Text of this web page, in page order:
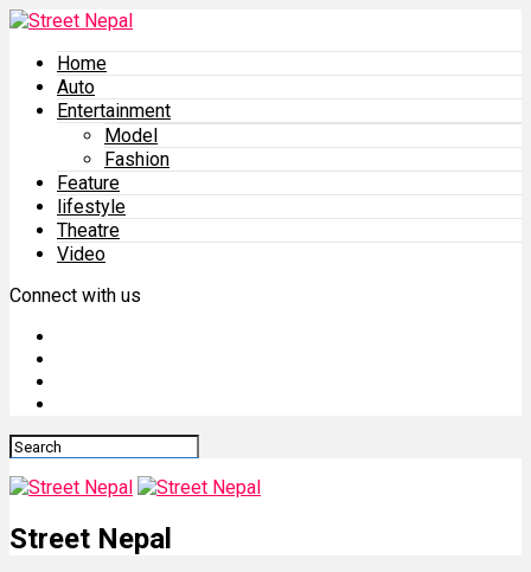
Home
Auto
Entertainment
Model
Fashion
Feature
lifestyle
Theatre
Video
Connect with us
Street Nepal